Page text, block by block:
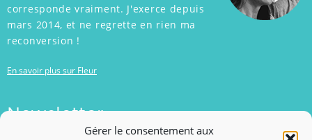
Gérer le consentement aux
corresponde vraiment. J'exerce depuis
mars 2014, et ne regrette en rien ma
reconversion !
En savoir plus sur Fleur
Newsletter